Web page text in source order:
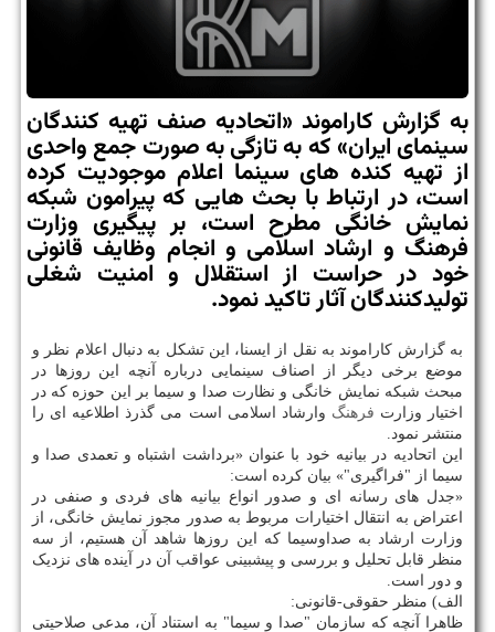
به گزارش كاراموند «اتحادیه صنف تهیه كنندگان
سینمای ایران» كه به تازگی به صورت جمع واحدی
از تهیه كنده های سینما اعلام موجودیت كرده
است، در ارتباط با بحث هایی كه پیرامون شبكه
نمایش خانگی مطرح است، بر پیگیری وزارت
فرهنگ و ارشاد اسلامی و انجام وظایف قانونی
خود در حراست از استقلال و امنیت شغلی
تولیدكنندگان آثار تاكید نمود.
به گزارش کاراموند به نقل از ایسنا، این تشکل به دنبال اعلام نظر و
موضع برخی دیگر از اصناف سینمایی درباره آنچه این روزها در
مبحث شبکه نمایش خانگی و نظارت صدا و سیما بر این حوزه که در
اختیار وزارت فرهنگ وارشاد اسلامی است می گذرذ اطلاعیه ای را
منتشر نمود.
این اتحادیه در بیانیه خود با عنوان «برداشت اشتباه و تعمدی صدا و
سیما از "فراگیری"» بیان کرده است:
«جدل های رسانه ‏ای و صدور انواع بیانیه ‏های فردی و صنفی در
اعتراض به انتقال اختیارات مربوط به صدور مجوز نمایش خانگی، از
وزارت ارشاد به صداوسیما که این روزها شاهد آن هستیم، از سه
منظر قابل تحلیل و بررسی و پیشبینی عواقب آن در آینده های نزدیک
و دور است.
الف) منظر حقوقی-قانونی:
ظاهرا آنچه که سازمان "صدا و سیما" به استناد آن، مدعی صلاحیتی